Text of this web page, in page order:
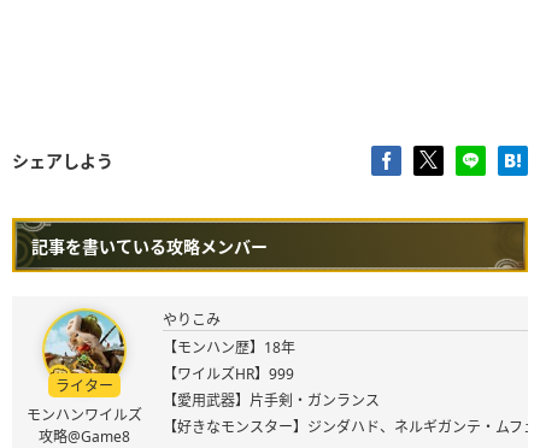
シェアしよう
記事を書いている攻略メンバー
ライター
モンハンワイルズ
攻略@Game8
やりこみ
【モンハン歴】18年
【ワイルズHR】999
【愛用武器】片手剣・ガンランス
【好きなモンスター】ジンダハド、ネルギガンテ・ムフ